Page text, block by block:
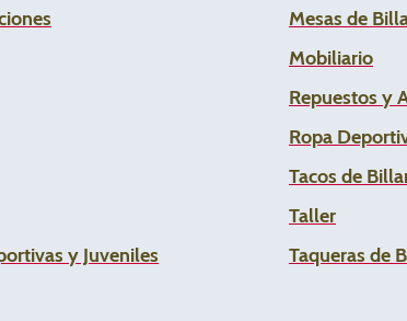
y Juveniles
Mesas de
Mobiliario
Repuestos y
Ropa
Tacos de
Taller
Taqueras de